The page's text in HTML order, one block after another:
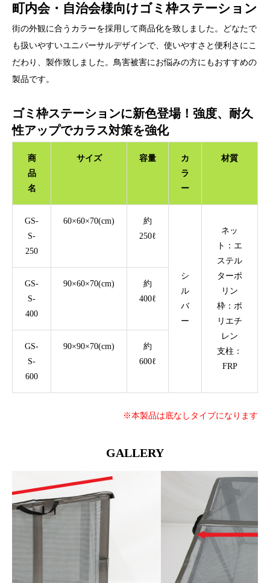
町内会・自治会様向けゴミ枠ステーション
街の外観に合うカラーを採用して商品化を致しました。どなたで
も扱いやすいユニバーサルデザインで、使いやすさと便利さにこ
だわり、製作致しました。鳥害被害にお悩みの方にもおすすめの
製品です。
ゴミ枠ステーションに新色登場！強度、耐久
性アップでカラス対策を強化
商
品
名
サイズ 容量
カ
ラ
ー
材質
GS-
S-
250
60×60×70(cm)
約
250ℓ
シ
ル
バ
ー
ネッ
ト：エ
ステル
ターポ
リン
枠：ポ
リエチ
レン
支柱：
FRP
GS-
S-
400
90×60×70(cm)
約
400ℓ
GS-
S-
600
90×90×70(cm)
約
600ℓ
※本製品は底なしタイプになります
GALLERY